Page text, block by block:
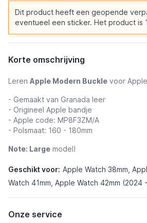
Dit product heeft een geopende
eventueel een sticker. Het product is
Korte omschrijving
Leren Apple Modern Buckle voor
- Gemaakt van Granada leer
- Origineel Apple bandje
- Apple code: MP8F3ZM/A
- Polsmaat: 160 - 180mm
Note: Large model!
Geschikt voor: Apple Watch 38mm,
Watch 41mm, Apple Watch 42mm (2024
Onze service